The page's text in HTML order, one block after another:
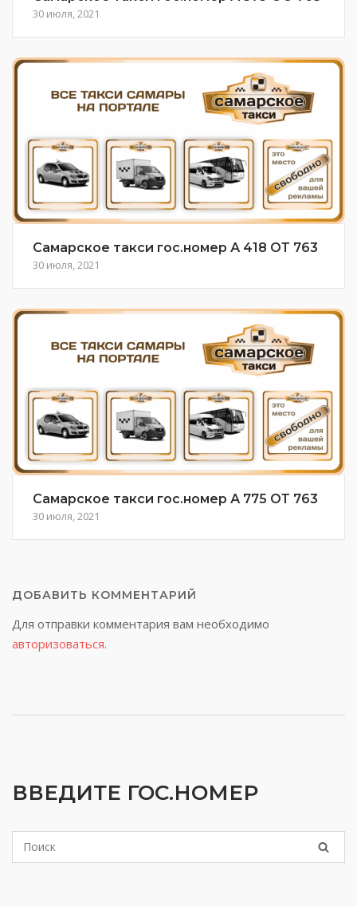
30 июля, 2021
Самарское такси гос.номер А 418 ОТ 763
30 июля, 2021
Самарское такси гос.номер А 775 ОТ 763
30 июля, 2021
ДОБАВИТЬ КОММЕНТАРИЙ
Для отправки комментария вам необходимо
авторизоваться.
ВВЕДИТЕ ГОС.НОМЕР